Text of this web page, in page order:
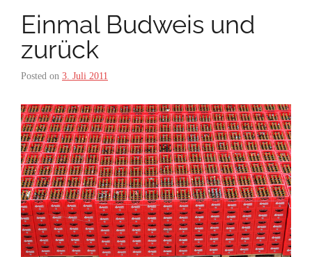
Einmal Budweis und
zurück
Posted on 3. Juli 2011